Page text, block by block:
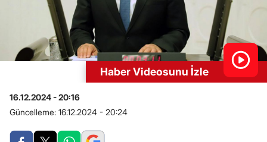
Haber Videosunu İzle
16.12.2024 - 20:16
Güncelleme: 16.12.2024 - 20:24